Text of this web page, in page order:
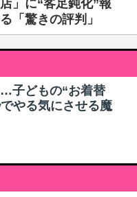
」に“客足鈍化”報
「驚きの評判」
子どもの“お着替
やる気にさせる魔